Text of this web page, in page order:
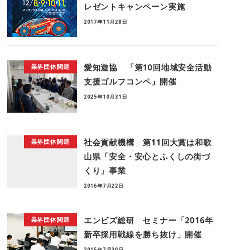
レゼントキャンペーン実施
2017年11月28日
業界団体関連
愛知遊協 「第10回地域安全活動
支援ゴルフコンペ」開催
2025年10月31日
業界団体関連
社会貢献機構 第11回大賞は和歌
山県「安全・安心とふくしの街づ
くり」事業
2016年7月22日
業界団体関連
エンビズ総研 セミナー「2016年
新卒採用戦線を勝ち抜け」開催